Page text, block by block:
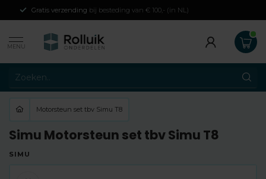
Gratis verzending bij besteding van € 100,- (in NL)
MENU
Motorsteun set tbv Simu T8
Simu Motorsteun set tbv Simu T8
SIMU